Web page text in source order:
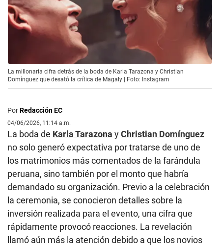
La millonaria cifra detrás de la boda de Karla Tarazona y Christian
Domínguez que desató la crítica de Magaly | Foto: Instagram
PorRedacción EC
04/06/2026, 11:14 a.m.
La boda de Karla Tarazona yChristian Domínguez
no solo generó expectativa por tratarse de uno de
los matrimonios más comentados de la farándula
peruana, sino también por el monto que habría
demandado su organización. Previo a la celebración
la ceremonia, se conocieron detalles sobre la
inversión realizada para el evento, una cifra que
rápidamente provocó reacciones. La revelación
llamó aún más la atención debido a que los novios